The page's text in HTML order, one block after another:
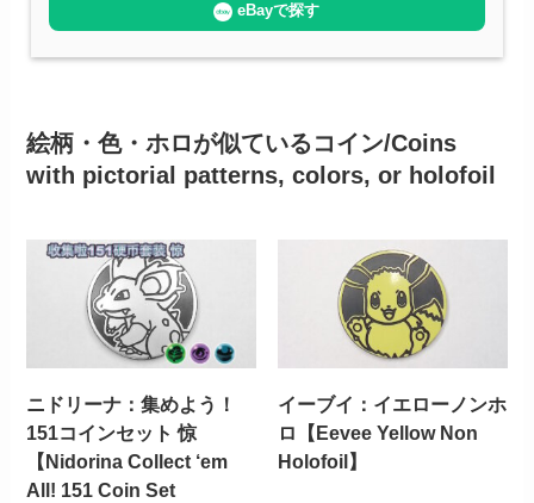
eBayで探す
絵柄・色・ホロが似ているコイン/Coins
with pictorial patterns, colors, or holofoil
ニドリーナ：集めよう！
151コインセット 惊
【Nidorina Collect ‘em
All! 151 Coin Set
イーブイ：イエローノンホ
ロ【Eevee Yellow Non
Holofoil】